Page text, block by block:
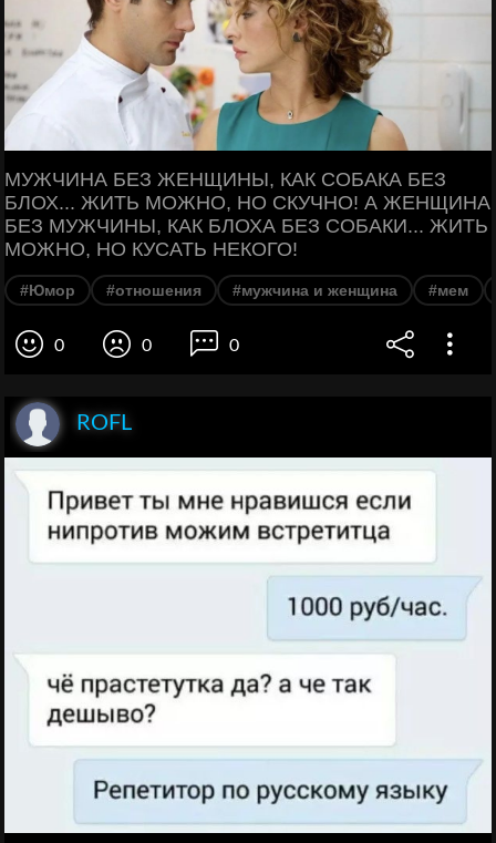
МУЖЧИНА БЕЗ ЖЕНЩИНЫ, КАК СОБАКА БЕЗ
БЛОХ... ЖИТЬ МОЖНО, НО СКУЧНО! А ЖЕНЩИНА
БЕЗ МУЖЧИНЫ, КАК БЛОХА БЕЗ СОБАКИ... ЖИТЬ
МОЖНО, НО КУСАТЬ НЕКОГО!
#Юмор #отношения #мужчина и женщина #мем
0 0 0
ROFL